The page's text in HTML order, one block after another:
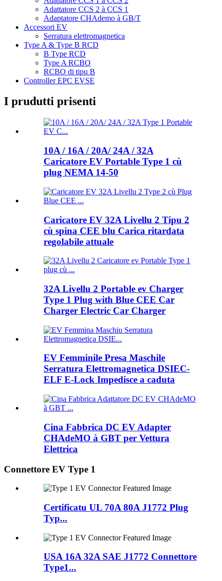
Adattatore CCS 2 à CCS 1
Adaptatore CHAdemo à GB/T
Accessori EV
Serratura elettromagnetica
Type A & Type B RCD
B Type RCD
Type A RCBO
RCBO di tipu B
Controller EPC EVSE
I prudutti prisenti
10A / 16A / 20A/ 24A / 32A
Caricatore EV Portable Type 1 cù
plug NEMA 14-50
Caricatore EV 32A Livellu 2 Tipu 2
cù spina CEE blu Carica ritardata
regolabile attuale
32A Livellu 2 Portable ev Charger
Type 1 Plug with Blue CEE Car
Charger Electric Car Charger
EV Femminile Presa Maschile
Serratura Elettromagnetica DSIEC-
ELF E-Lock Impedisce a caduta
Cina Fabbrica DC EV Adapter
CHAdeMO à GBT per Vettura
Elettrica
Connettore EV Type 1
Certificatu UL 70A 80A J1772 Plug
Typ...
USA 16A 32A SAE J1772 Connettore
Type1...